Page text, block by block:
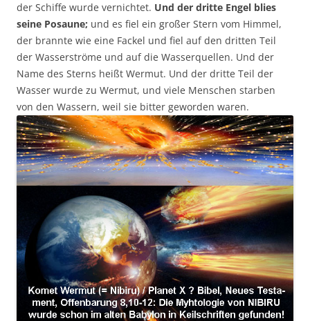
der Schiffe wurde vernichtet. Und der dritte Engel blies
seine Posaune; und es fiel ein großer Stern vom Himmel,
der brannte wie eine Fackel und fiel auf den dritten Teil
der Wasserströme und auf die Wasserquellen. Und der
Name des Sterns heißt Wermut. Und der dritte Teil der
Wasser wurde zu Wermut, und viele Menschen starben
von den Wassern, weil sie bitter geworden waren.